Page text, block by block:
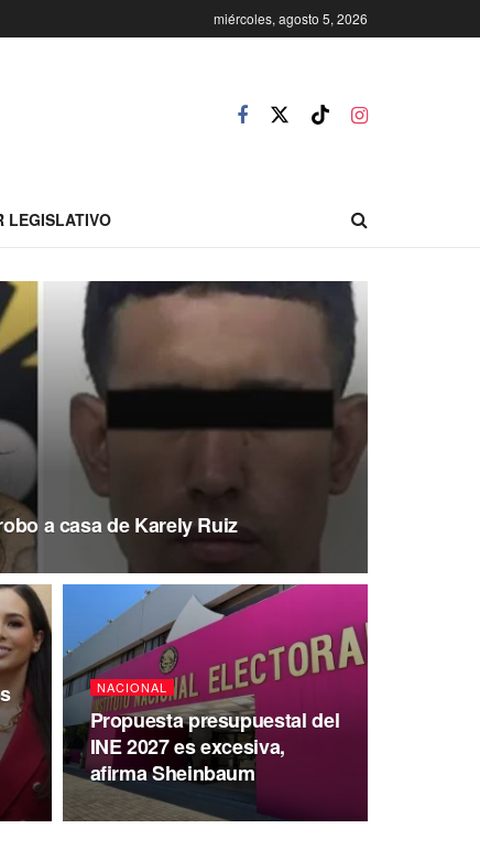
miércoles, agosto 5, 2026
LEGISLATIVO
a casa de Karely Ruiz
NACIONAL
Propuesta presupuestal del
INE 2027 es excesiva,
afirma Sheinbaum